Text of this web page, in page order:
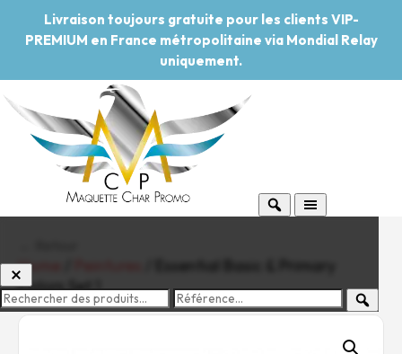
Livraison toujours gratuite pour les clients VIP-
PREMIUM en France métropolitaine via Mondial Relay
uniquement.
Home
/ Essential Basic & Primary
Colors Set 1